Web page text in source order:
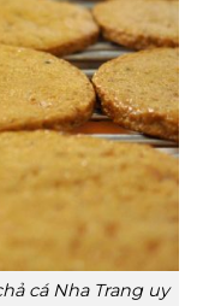
cá Nha Trang uy